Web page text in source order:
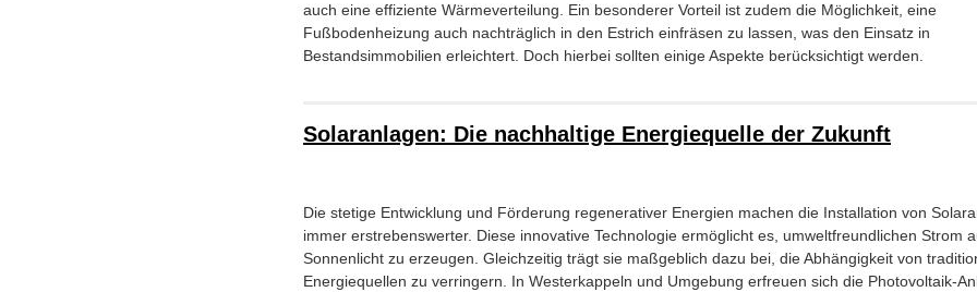
auch eine effiziente Wärmeverteilung. Ein besonderer Vorteil ist zudem die Möglichkeit, eine
Fußbodenheizung auch nachträglich in den Estrich einfräsen zu lassen, was den Einsatz in
Bestandsimmobilien erleichtert. Doch hierbei sollten einige Aspekte berücksichtigt werden.
Solaranlagen: Die nachhaltige Energiequelle der Zukunft
Die stetige Entwicklung und Förderung regenerativer Energien machen die Installation von
immer erstrebenswerter. Diese innovative Technologie ermöglicht es, umweltfreundlichen Strom
Sonnenlicht zu erzeugen. Gleichzeitig trägt sie maßgeblich dazu bei, die Abhängigkeit von
Energiequellen zu verringern. In Westerkappeln und Umgebung erfreuen sich die Photovoltaik-